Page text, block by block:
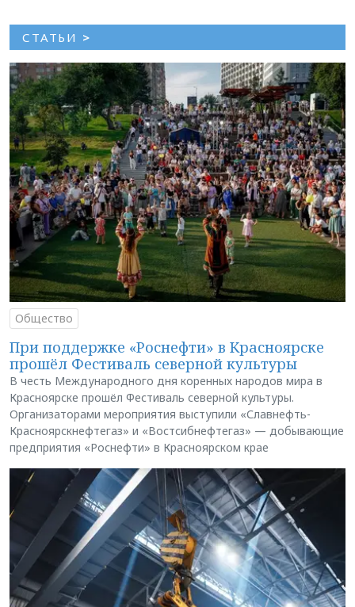
СТАТЬИ >
Общество
При поддержке «Роснефти» в Красноярске
прошёл Фестиваль северной культуры
В честь Международного дня коренных народов мира в
Красноярске прошёл Фестиваль северной культуры.
Организаторами мероприятия выступили «Славнефть-
Красноярскнефтегаз» и «Востсибнефтегаз» — добывающие
предприятия «Роснефти» в Красноярском крае